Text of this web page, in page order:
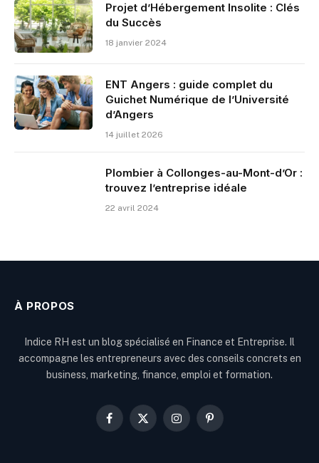
Projet d’Hébergement Insolite : Clés
du Succès
18 janvier 2024
ENT Angers : guide complet du
Guichet Numérique de l’Université
d’Angers
14 juillet 2026
Plombier à Collonges-au-Mont-d’Or :
trouvez l’entreprise idéale
22 avril 2024
À PROPOS
Indice RH est un blog spécialisé en Finance et Entreprise. Il
accompagne les entrepreneurs avec des conseils concrets en
business, marketing, finance, emploi et formation.
Facebook
X
InstagramPinterest